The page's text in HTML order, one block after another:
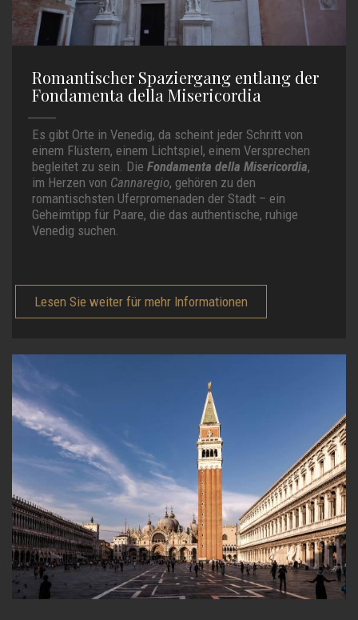
Romantischer Spaziergang entlang der
Fondamenta della Misericordia
Es gibt Orte in Venedig, da scheint jeder Schritt von
einem Flüstern, einem Lichtspiel, einem Versprechen
begleitet zu sein. DieFondamenta della Misericordia,
im Herzen von Cannaregio, gehören zu den
romantischsten Uferpromenaden der Stadt – ein
Geheimtipp für Paare, die das authentische, ruhige
Venedig suchen.
Lesen Sie weiter für mehr Informationen